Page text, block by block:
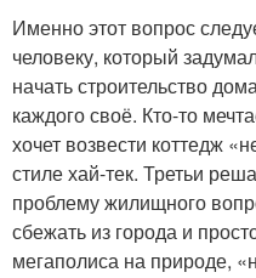
Именно этот вопрос
человеку, который
начать строительство
каждого своё. Кто-то
хочет возвести коттедж
стиле хай-тек. Третьи
проблему жилищного
сбежать из города и
мегаполиса на природе,